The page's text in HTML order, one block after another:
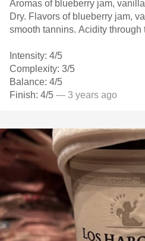
Aromas of blueberry jam,
Dry. Flavors of blueberry jam,
smooth tannins. Acidity through
Intensity: 4/5
Complexity: 3/5
Balance: 4/5
Finish: 4/5 — 3 years ago